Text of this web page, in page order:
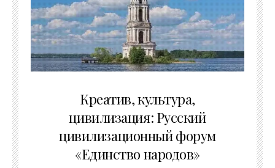
Креатив, культура,
цивилизация: Русский
цивилизационный форум
«Единство народов»